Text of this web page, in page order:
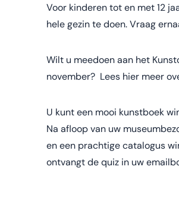
Voor kinderen tot en met 12
hele gezin te doen. Vraag
Wilt u meedoen aan het
november? Lees hier meer
U kunt een mooi kunstboek
Na afloop van uw
en een prachtige catalogus
ontvangt de quiz in uw